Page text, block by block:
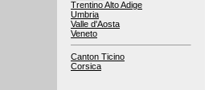
Trentino Alto Adige
Umbria
Valle d'Aosta
Veneto
Canton Ticino
Corsica